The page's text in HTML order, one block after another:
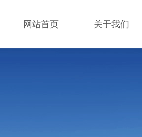
网站首页 关于我们